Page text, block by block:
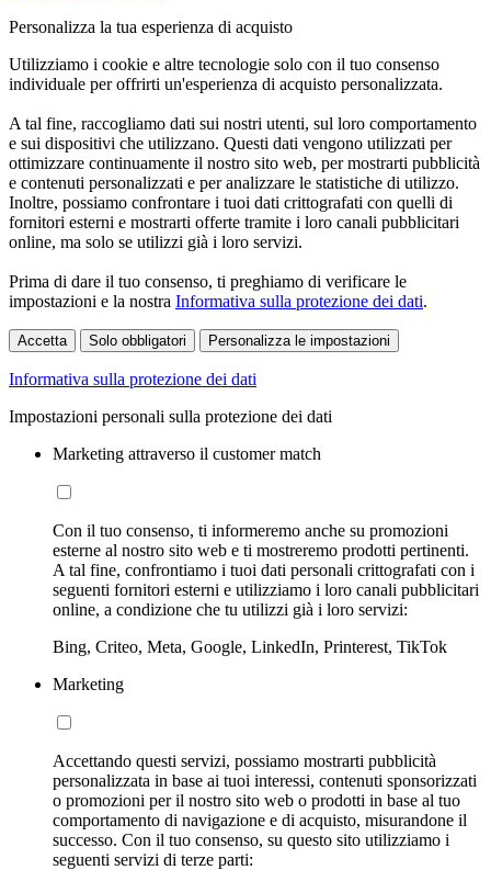
Personalizza la tua esperienza di acquisto
Utilizziamo i cookie e altre tecnologie solo con il tuo consenso
individuale per offrirti un'esperienza di acquisto personalizzata.
A tal fine, raccogliamo dati sui nostri utenti, sul loro comportamento
e sui dispositivi che utilizzano. Questi dati vengono utilizzati per
ottimizzare continuamente il nostro sito web, per mostrarti pubblicità
e contenuti personalizzati e per analizzare le statistiche di utilizzo.
Inoltre, possiamo confrontare i tuoi dati crittografati con quelli di
fornitori esterni e mostrarti offerte tramite i loro canali pubblicitari
online, ma solo se utilizzi già i loro servizi.
Prima di dare il tuo consenso, ti preghiamo di verificare le
impostazioni e la nostra Informativa sulla protezione dei dati.
Accetta Solo obbligatori Personalizza le impostazioni
Informativa sulla protezione dei dati
Impostazioni personali sulla protezione dei dati
Marketing attraverso il customer match
Con il tuo consenso, ti informeremo anche su promozioni
esterne al nostro sito web e ti mostreremo prodotti pertinenti.
A tal fine, confrontiamo i tuoi dati personali crittografati con i
seguenti fornitori esterni e utilizziamo i loro canali pubblicitari
online, a condizione che tu utilizzi già i loro servizi:
Bing, Criteo, Meta, Google, LinkedIn, Printerest, TikTok
Marketing
Accettando questi servizi, possiamo mostrarti pubblicità
personalizzata in base ai tuoi interessi, contenuti sponsorizzati
o promozioni per il nostro sito web o prodotti in base al tuo
comportamento di navigazione e di acquisto, misurandone il
successo. Con il tuo consenso, su questo sito utilizziamo i
seguenti servizi di terze parti: